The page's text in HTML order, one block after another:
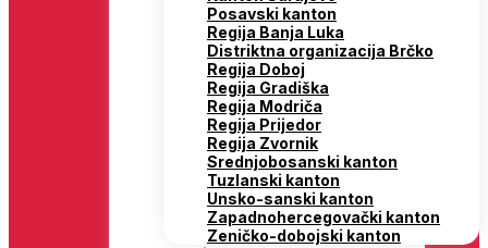
Posavski kanton
Regija Banja Luka
Distriktna organizacija Brčko
Regija Doboj
Regija Gradiška
Regija Modriča
Regija Prijedor
Regija Zvornik
Srednjobosanski kanton
Tuzlanski kanton
Unsko-sanski kanton
Zapadnohercegovački kanton
Zeničko-dobojski kanton